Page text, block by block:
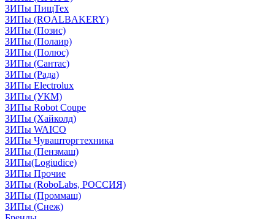
ЗИПы ПищТех
ЗИПы (ROALBAKERY)
ЗИПы (Позис)
ЗИПы (Полаир)
ЗИПы (Полюс)
ЗИПы (Сантас)
ЗИПы (Рада)
ЗИПы Electrolux
ЗИПы (УКМ)
ЗИПы Robot Coupe
ЗИПы (Хайколд)
ЗИПы WAICO
ЗИПы Чувашторгтехника
ЗИПы (Пензмаш)
ЗИПы(Logiudice)
ЗИПы Прочие
ЗИПы (RoboLabs, РОССИЯ)
ЗИПы (Проммаш)
ЗИПы (Снеж)